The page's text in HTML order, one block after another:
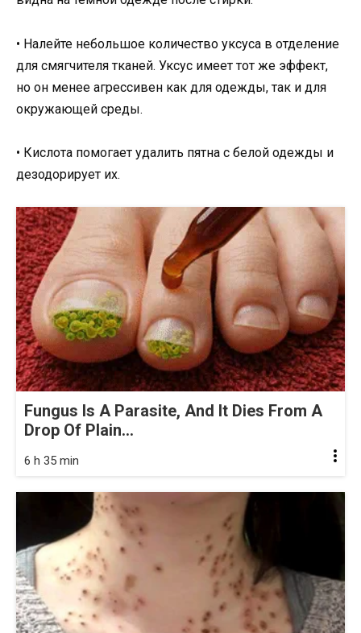
• Налейте небольшое количество уксуса в отделение
для смягчителя тканей. Уксус имеет тот же эффект,
но он менее агрессивен как для одежды, так и для
окружающей среды.
• Кислота помогает удалить пятна с белой одежды и
дезодорирует их.
Fungus Is A Parasite, And It Dies From A
Drop Of Plain...
6 h 35 min